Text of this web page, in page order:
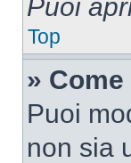
Puoi
Top
»
Puoi
non sia